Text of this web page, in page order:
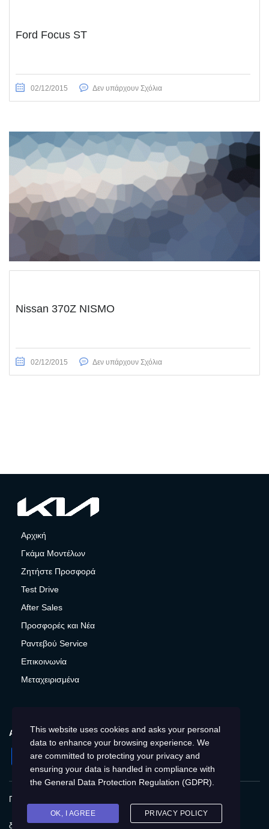
Ford Focus ST
02/12/2015 Δεν υπάρχουν Σχόλια
Nissan 370Z NISMO
02/12/2015 Δεν υπάρχουν Σχόλια
Αρχική
Γκάμα Μοντέλων
Ζητήστε Προσφορά
Test Drive
After Sales
Προσφορές και Νέα
Ραντεβού Service
Επικοινωνία
Μεταχειρισμένα
ΑΚΟΛΟΥΘΉΣΤΕ ΜΑΣ
Facebook
Instagram
LinkedIn
Twitter
YouTube
Πολιτική Απορρήτου
Cookies
Δικαιώματα του Υποκειμένου των
δεδομένων
Προσβασιμότητα
This website uses cookies and asks your personal
data to enhance your browsing experience. We
are committed to protecting your privacy and
ensuring your data is handled in compliance with
the General Data Protection Regulation (GDPR)
OK, I AGREE PRIVACY POLICY